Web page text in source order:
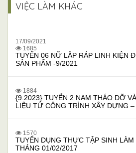
VIỆC LÀM KHÁC
17/09/2021
1685
TUYỂN 06 NỮ LẮP RÁP LINH KIỆN
SẢN PHẨM -9/2021
1884
{9.2023} TUYỂN 2 NAM THÁO DỠ
LIỆU TỪ CÔNG TRÌNH XÂY DỰNG
1570
TUYỂN DỤNG THỰC TẬP SINH
THÁNG 01/02/2017